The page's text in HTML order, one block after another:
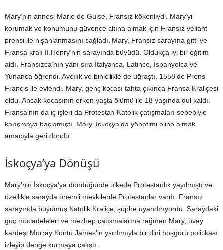
Mary’nin annesi Marie de Guise, Fransız kökenliydi. Mary’yi
korumak ve konumunu güvence altına almak için Fransız veliaht
prensi ile nişanlanmasını sağladı. Mary, Fransız sarayına gitti ve
Fransa kralı II.Henry’nin sarayında büyüdü. Oldukça iyi bir eğitim
aldı. Fransızca’nın yanı sıra İtalyanca, Latince, İspanyolca ve
Yunanca öğrendi. Avcılık ve binicilikle de uğraştı. 1558’de Prens
Francis ile evlendi. Mary, genç kocası tahta çıkınca Fransa Kraliçesi
oldu. Ancak kocasının erken yaşta ölümü ile 18 yaşında dul kaldı.
Fransa’nın da iç işleri da Protestan-Katolik çatışmaları sebebiyle
karışmaya başlamıştı. Mary, İskoçya’da yönetimi eline almak
amacıyla geri döndü.
İskoçya’ya Dönüşü
Mary’nin İskoçya’ya döndüğünde ülkede Protestanlık yayılmıştı ve
özellikle sarayda önemli mevkilerde Protestanlar vardı. Fransız
sarayında büyümüş Katolik Kraliçe, şüphe uyandırıyordu. Saraydaki
güç mücadeleleri ve mezhep çatışmalarına rağmen Mary, üvey
kardeşi Morray Kontu James’in yardımıyla bir dini hoşgörü politikası
izleyip denge kurmaya çalıştı.